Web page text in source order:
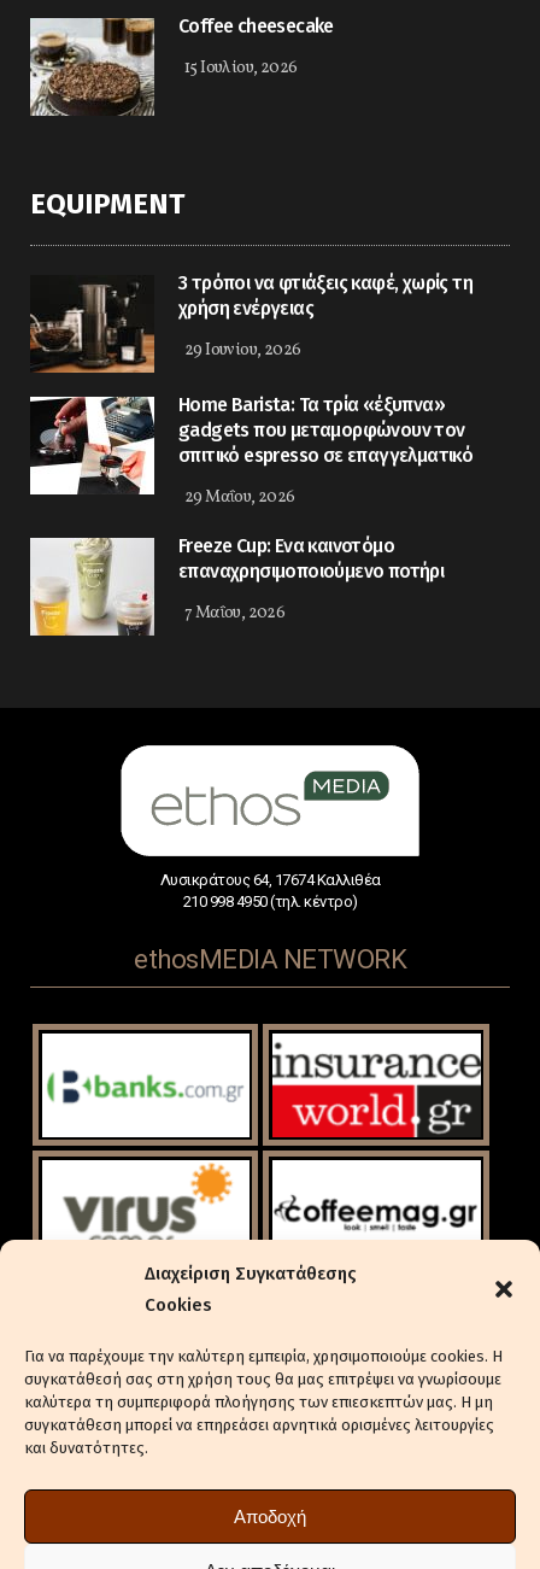
Διαχείριση Συγκατάθεσης
Cookies
Για να παρέχουμε την καλύτερη εμπειρία, χρησιμοποιούμε cookies. Η
συγκατάθεσή σας στη χρήση τους θα μας επιτρέψει να γνωρίσουμε
καλύτερα τη συμπεριφορά πλοήγησης των επιεσκεπτών μας. Η μη
συγκατάθεση μπορεί να επηρεάσει αρνητικά ορισμένες λειτουργίες
και δυνατότητες.
Αποδοχή
Coffee cheesecake
15 Ιουλίου, 2026
EQUIPMENT
3 τρόποι να φτιάξεις καφέ, χωρίς τη
χρήση ενέργειας
29 Ιουνίου, 2026
Home Barista: Τα τρία «έξυπνα»
gadgets που μεταμορφώνουν τον
σπιτικό espresso σε επαγγελματικό
29 Μαΐου, 2026
Freeze Cup: Eνα καινοτόμο
επαναχρησιμοποιούμενο ποτήρι
7 Μαΐου, 2026
Λυσικράτους 64, 17674 Καλλιθέα
210 998 4950 (τηλ. κέντρο)
ethosMEDIA NETWORK
ΠΟΛΙΤΙΚΉ COOKIES (ΕΕ)